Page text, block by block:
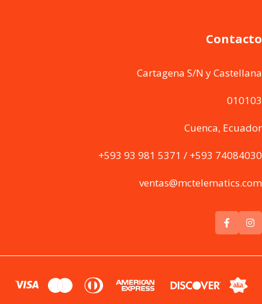
Contacto
Cartagena S/N y Castellana
010103
Cuenca, Ecuador
+593 93 981 5371 / +593 74084030
ventas@mctelematics.com